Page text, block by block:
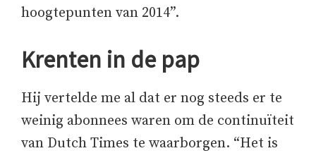
hoogtepunten van 2014”.
Krenten in de pap
Hij vertelde me al dat er nog steeds er te
weinig abonnees waren om de continuïteit
van Dutch Times te waarborgen. “Het is